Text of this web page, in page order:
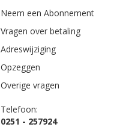
Neem een Abonnement
Vragen over betaling
Adreswijziging
Opzeggen
Overige vragen
Telefoon:
0251 - 257924